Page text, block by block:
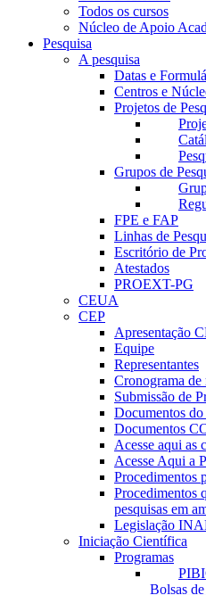
Todos os cursos
Núcleo de Apoio
Pesquisa
A pesquisa
Datas e
Centros e
Projetos de
Grupos de
FPE e FAP
Linhas de
Escritório de
Atestados
PROEXT-PG
CEUA
CEP
Apresentação
Equipe
Representantes
Cronograma de
Submissão de
Documentos
Documentos
Acesse aqui as
Acesse Aqui a
Procedimentos
Procedimentos
pesquisas em
Legislação
Iniciação Científica
Programas
Bolsas